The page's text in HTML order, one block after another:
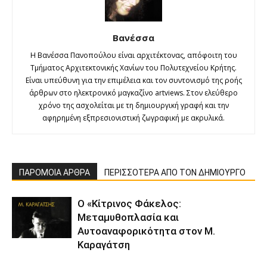
Βανέσσα
Η Βανέσσα Πανοπούλου είναι αρχιτέκτονας, απόφοιτη του
Τμήματος Αρχιτεκτονικής Χανίων του Πολυτεχνείου Κρήτης.
Είναι υπεύθυνη για την επιμέλεια και τον συντονισμό της ροής
άρθρων στο ηλεκτρονικό μαγκαζίνο artviews. Στον ελεύθερο
χρόνο της ασχολείται με τη δημιουργική γραφή και την
αφηρημένη εξπρεσιονιστική ζωγραφική με ακρυλικά.
ΠΑΡΟΜΟΙΑ ΑΡΘΡΑ ΠΕΡΙΣΣΟΤΕΡΑ ΑΠΟ ΤΟΝ ΔΗΜΙΟΥΡΓΟ
Ο «Κίτρινος Φάκελος:
Μεταμυθοπλασία και
Αυτοαναφορικότητα στον Μ.
Καραγάτση